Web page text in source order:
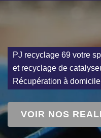
PJ recyclage 69 votre
et recyclage de
Récupération à domicile
VOIR NOS